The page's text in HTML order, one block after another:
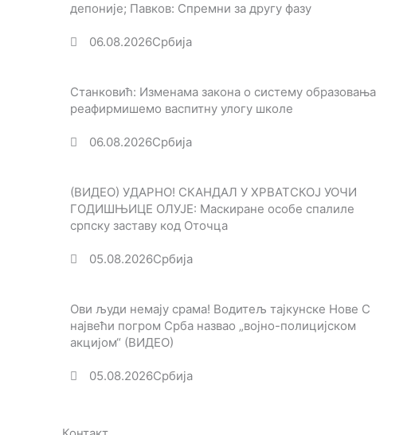
депоније; Павков: Спремни за другу фазу
06.08.2026Србија
Станковић: Изменама закона о систему образовања
реафирмишемо васпитну улогу школе
06.08.2026Србија
(ВИДЕО) УДАРНО! СКАНДАЛ У ХРВАТСКОЈ УОЧИ
ГОДИШЊИЦЕ ОЛУЈЕ: Маскиране особе спалиле
српску заставу код Оточца
05.08.2026Србија
Ови људи немају срама! Водитељ тајкунске Нове С
највећи погром Срба назвао „војно-полицијском
акцијом“ (ВИДЕО)
05.08.2026Србија